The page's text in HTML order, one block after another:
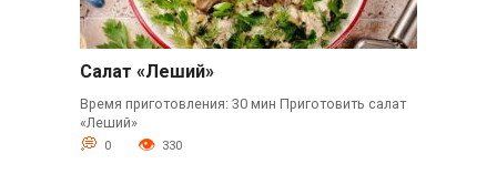
Салат «Леший»
Время приготовления: 30 мин Приготовить салат
«Леший»
0 330